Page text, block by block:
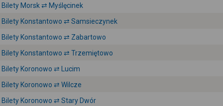
Bilety Morsk ⇄ Myślęcinek
Bilety Konstantowo ⇄ Samsieczynek
Bilety Konstantowo ⇄ Zabartowo
Bilety Konstantowo ⇄ Trzemiętowo
Bilety Koronowo ⇄ Lucim
Bilety Koronowo ⇄ Wilcze
Bilety Koronowo ⇄ Stary Dwór